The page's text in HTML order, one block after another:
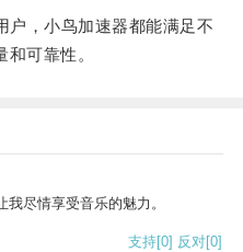
，小鸟加速器都能满足不
可靠性。
尽情享受音乐的魅力。
支持[0] 反对[0]